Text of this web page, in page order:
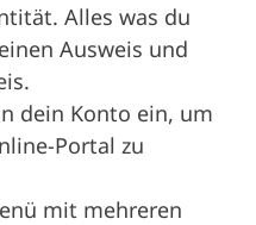
Alles was du
Ausweis und
dein Konto ein, um
Portal zu
mit mehreren